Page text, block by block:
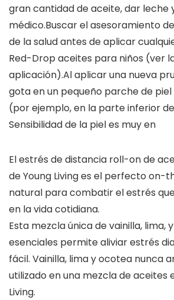
gran cantidad de aceite, dar leche
médico.Buscar el asesoramiento
de la salud antes de aplicar
Red-Drop aceites para niños (ver
aplicación).Al aplicar una nueva
gota en un pequeño parche de
(por ejemplo, en la parte inferior
Sensibilidad de la piel es muy en
El estrés de distancia roll-on de
de Young Living es el perfecto on-
natural para combatir el estrés
en la vida cotidiana.
Esta mezcla única de vainilla, lima,
esenciales permite aliviar estrés
fácil. Vainilla, lima y ocotea nunca
utilizado en una mezcla de aceites
Living.